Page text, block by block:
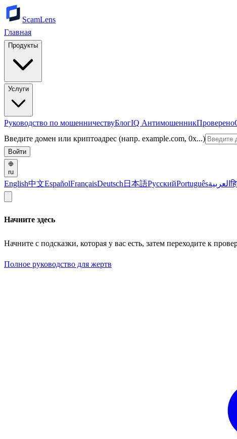
ScamLens
Главная
Продукты
Услуги
Руководство по мошенничествуБлогIQ АнтимошенникПроверено
Введите домен или криптоадрес (напр. example.com, 0x...)
Войти
ru
English中文EspañolFrançaisDeutsch 日本語РусскийPortuguêsالعربية
Начните здесь
Начните с подсказки, которая у вас есть, затем переходите к
Полное руководство для жертв